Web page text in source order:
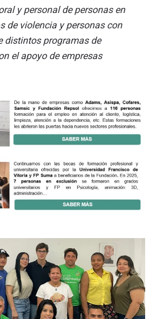
y personal de personas en
de violencia y personas con
distintos programas de
el apoyo de empresas